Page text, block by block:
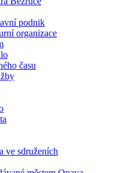
podnik
organizace
času
ve sdruženích